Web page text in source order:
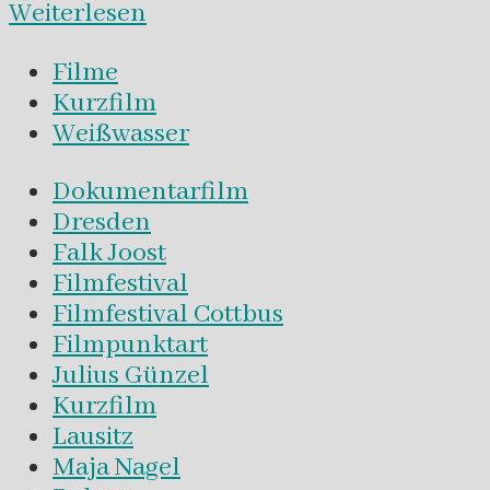
Weiterlesen
Filme
Kurzfilm
Weißwasser
Dokumentarfilm
Dresden
Falk Joost
Filmfestival
Filmfestival Cottbus
Filmpunktart
Julius Günzel
Kurzfilm
Lausitz
Maja Nagel